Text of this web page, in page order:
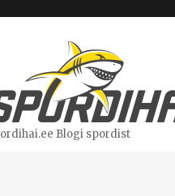
Blogi spordist